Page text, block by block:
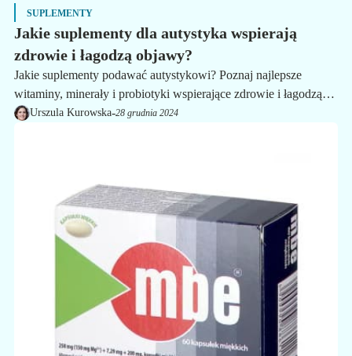
SUPLEMENTY
Jakie suplementy dla autystyka wspierają
zdrowie i łagodzą objawy?
Jakie suplementy podawać autystykowi? Poznaj najlepsze
witaminy, minerały i probiotyki wspierające zdrowie i łagodzące
objawy autyzmu.
Urszula Kurowska-28 grudnia 2024